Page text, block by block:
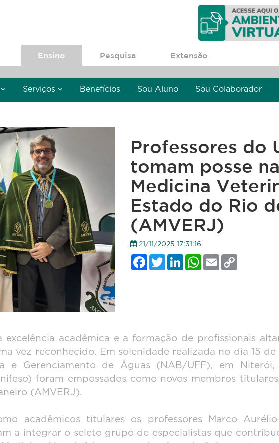
Ensino Pesquisa Extensão
Serviços Benefícios Sou Aluno Sou Colaborador
Professores do
tomam posse
Medicina
Estado do Rio
(AMVERJ)
21/11/2025 17:31:16
Facebook
TwitterLinkedInWhatsApp
Email
acadêmica e a formação de profissionais
vez reconhecido. Em solenidade realizada no dia 15
e Gerenciamento de Águas (NAB/UFF), em
foram empossados como novos membros
(AMVERJ).
acadêmicos titulares os professores Marco
a integrar o seleto grupo de especialistas que